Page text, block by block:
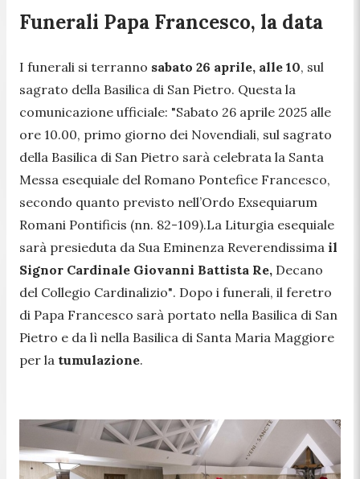
Funerali Papa Francesco, la data
I funerali si terranno sabato 26 aprile, alle 10, sul
sagrato della Basilica di San Pietro. Questa la
comunicazione ufficiale: "Sabato 26 aprile 2025 alle
ore 10.00, primo giorno dei Novendiali, sul sagrato
della Basilica di San Pietro sarà celebrata la Santa
Messa esequiale del Romano Pontefice Francesco,
secondo quanto previsto nell’Ordo Exsequiarum
Romani Pontificis (nn. 82-109).La Liturgia esequiale
sarà presieduta da Sua Eminenza Reverendissima il
Signor Cardinale Giovanni Battista Re, Decano
del Collegio Cardinalizio". Dopo i funerali, il feretro
di Papa Francesco sarà portato nella Basilica di San
Pietro e da lì nella Basilica di Santa Maria Maggiore
per la tumulazione.